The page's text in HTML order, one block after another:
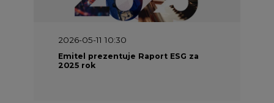
2026-05-11 10:30
Emitel prezentuje Raport ESG za
2025 rok